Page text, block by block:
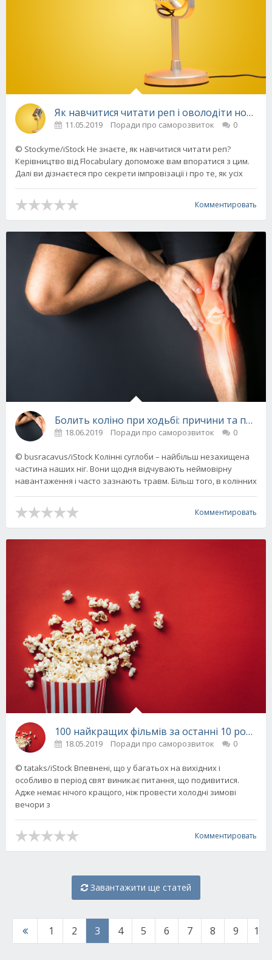
Як навчитися читати реп і оволодіти новим
11.05.2019 Поради про саморозвиток 0
© Stockyme/iStock Не знаєте, як навчитися читати реп?
Керівництво від Flocabulary допоможе вам впоратися з цим.
Далі ви дізнаєтеся про секрети імпровізації і про те, як усіх
Комментировать
Болить коліно при ходьбі: причини та
18.06.2019 Поради про саморозвиток 0
© busracavus/iStock Колінні суглоби – найбільш незахищена
частина наших ніг. Вони щодня відчувають неймовірну
навантаження і часто зазнають травм. Більш того, в колінних
Комментировать
100 найкращих фільмів за останні 10 років:
18.05.2019 Поради про саморозвиток 0
© tataks/iStock Впевнені, що у багатьох на вихідних і
особливо в період свят виникає питання, що подивитися.
Адже немає нічого кращого, ніж провести холодні зимові
вечори з
Комментировать
Завантажити ще статей
1 2 3 4 5 6 7 8 9 10